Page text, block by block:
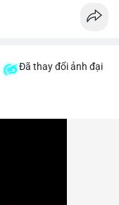
Đã thay đổi ảnh đại